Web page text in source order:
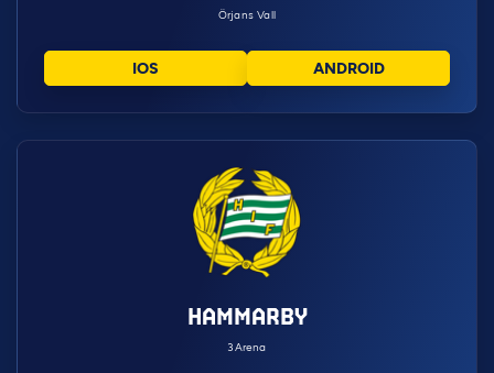
Örjans Vall
IOS ANDROID
HAMMARBY
3Arena